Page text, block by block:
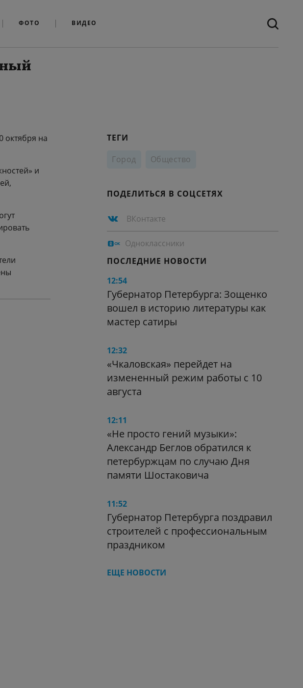
ФОТО ВИДЕО
октября на
и
ТЕГИ
Город
Общество
ПОДЕЛИТЬСЯ В СОЦСЕТЯХ
ВКонтакте
Одноклассники
ПОСЛЕДНИЕ НОВОСТИ
12:54
Губернатор Петербурга: Зощенко
вошел в историю литературы как
мастер сатиры
12:32
«Чкаловская» перейдет на
измененный режим работы с 10
августа
12:11
«Не просто гений музыки»:
Александр Беглов обратился к
петербуржцам по случаю Дня
памяти Шостаковича
11:52
Губернатор Петербурга поздравил
строителей с профессиональным
праздником
ЕЩЕ НОВОСТИ